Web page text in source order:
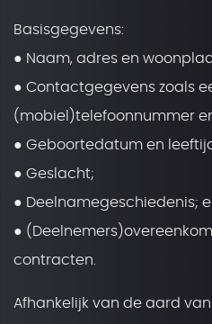
Basisgegevens:
● Naam, adres en
● Contactgegevens zoals
(mobiel)telefoonnummer
● Geboortedatum en
● Geslacht;
● Deelnamegeschiedenis;
●
contracten.
Afhankelijk van de aard